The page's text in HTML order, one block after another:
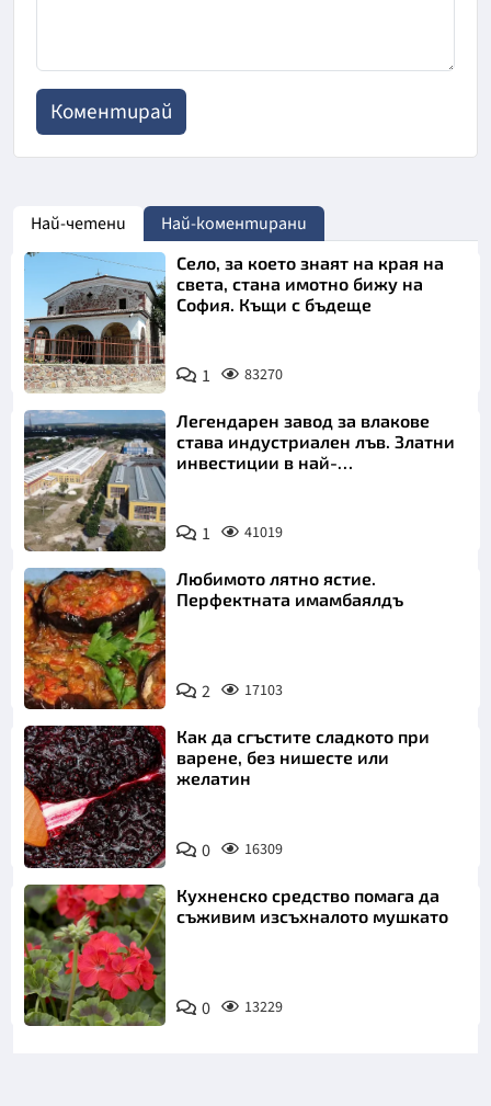
Най-четени Най-коментирани
Село, за което знаят на края на
света, стана имотно бижу на
София. Къщи с бъдеще
1 83270
Легендарен завод за влакове
става индустриален лъв. Златни
инвестиции в най-
1 41019
Любимото лятно ястие.
Перфектната имамбаялдъ
2 17103
Как да сгъстите сладкото при
варене, без нишесте или
желатин
0 16309
Кухненско средство помага да
съживим изсъхналото мушкато
0 13229